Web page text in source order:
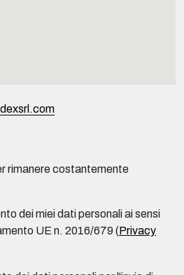
rimanere costantemente
dei miei dati personali ai sensi
UE n. 2016/679 (Privacy